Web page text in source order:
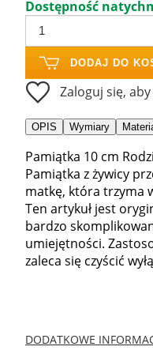
Dostępność
DODAJ DO
Zaloguj się,
OPIS Wymiary
Pamiątka 10 cm
Pamiątka z żywicy
matkę, która trzyma
Ten artykuł jest
bardzo
umiejętności.
zaleca się czyścić
DODATKOWE